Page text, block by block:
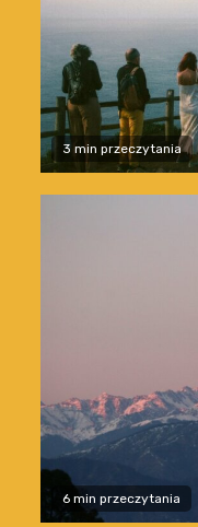
3 min przeczytania
6 min przeczytania